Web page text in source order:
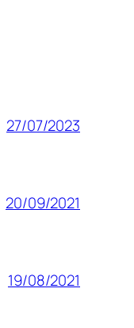
27/07/2023
20/09/2021
19/08/2021